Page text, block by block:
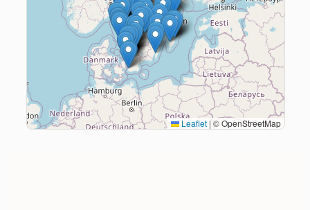
Leaflet | © OpenStreetMap